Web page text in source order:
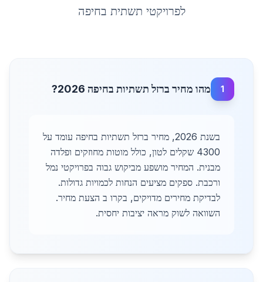
לפרויקטי תשתית בחיפה
1 מהו מחיר ברזל תשתיות בחיפה 2026?
בשנת 2026, מחיר ברזל תשתיות בחיפה עומד על
4300 שקלים לטון, כולל מוטות מחוזקים ופלדה
מבנית. המחיר מושפע מביקוש גבוה בפרויקטי נמל
ורכבת. ספקים מציעים הנחות לכמויות גדולות.
לבדיקת מחירים מדויקים, בקרו ב הצעת מחיר.
השוואה לשוק מראה יציבות יחסית.